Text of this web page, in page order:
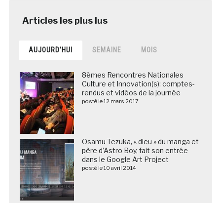
AUJOURD’HUI SEMAINE MOIS
8èmes Rencontres Nationales
Culture et Innovation(s): comptes-
rendus et vidéos de la journée
posté le 12 mars 2017
Osamu Tezuka, « dieu » du manga et
père d’Astro Boy, fait son entrée
dans le Google Art Project
posté le 10 avril 2014